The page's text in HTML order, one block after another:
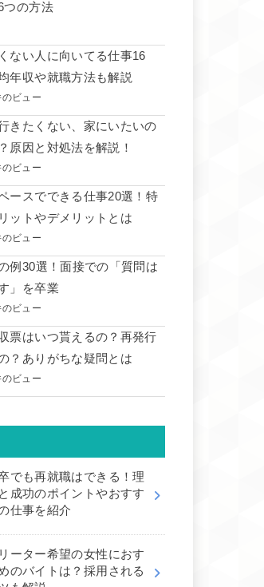
つの方法
ない人に向いてる仕事16
年収や就職方法も解説
ビュー
きたくない、家にいたいの
原因と対処法を解説！
ビュー
ースでできる仕事20選！特
ットやデメリットとは
ビュー
例30選！面接での「質問は
」を卒業
ビュー
票はいつ貰えるの？再発行
？ありがちな疑問とは
ビュー
でも再就職はできる！理
成功のポイントやおすす
仕事を紹介
ーター希望の女性におす
のバイトは？採用される